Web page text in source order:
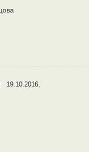
19.10.2016,